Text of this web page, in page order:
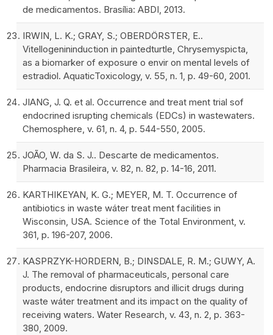
de medicamentos. Brasília: ABDI, 2013.
IRWIN, L. K.; GRAY, S.; OBERDÖRSTER, E..
Vitellogenininduction in paintedturtle, Chrysemyspicta,
as a biomarker of exposure o envir on mental levels of
estradiol. AquaticToxicology, v. 55, n. 1, p. 49-60, 2001.
JIANG, J. Q. et al. Occurrence and treat ment trial sof
endocrined isrupting chemicals (EDCs) in wastewaters.
Chemosphere, v. 61, n. 4, p. 544-550, 2005.
JOÃO, W. da S. J.. Descarte de medicamentos.
Pharmacia Brasileira, v. 82, n. 82, p. 14-16, 2011.
KARTHIKEYAN, K. G.; MEYER, M. T. Occurrence of
antibiotics in waste wáter treat ment facilities in
Wisconsin, USA. Science of the Total Environment, v.
361, p. 196-207, 2006.
KASPRZYK-HORDERN, B.; DINSDALE, R. M.; GUWY, A.
J. The removal of pharmaceuticals, personal care
products, endocrine disruptors and illicit drugs during
waste wáter treatment and its impact on the quality of
receiving waters. Water Research, v. 43, n. 2, p. 363-
380, 2009.